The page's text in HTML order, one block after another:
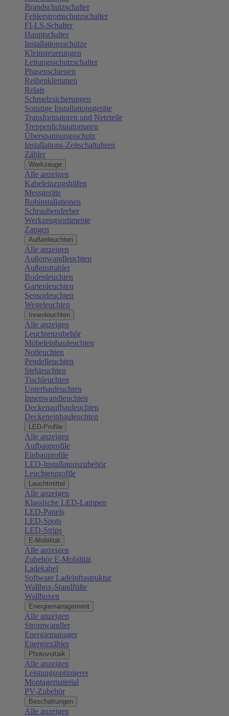
Brandschutzschalter
Fehlerstromschutzschalter
FI-LS-Schalter
Hauptschalter
Installationsschütze
Kleinsteuerungen
Leitungsschutzschalter
Phasenschienen
Reihenklemmen
Relais
Schmelzsicherungen
Sonstige Installationsgeräte
Transformatoren und Netzteile
Treppenlichtautomaten
Überspannungsschutz
Installations-Zeitschaltuhren
Zähler
Werkzeuge
Alle anzeigen
Kabeleinzugshilfen
Messgeräte
Rohinstallationen
Schraubendreher
Werkzeugsortimente
Zangen
Außenleuchten
Alle anzeigen
Außenwandleuchten
Außenstrahler
Bodenleuchten
Gartenleuchten
Sensorleuchten
Wegeleuchten
Innenleuchten
Alle anzeigen
Leuchtenzubehör
Möbeleinbauleuchten
Notleuchten
Pendelleuchten
Stehleuchten
Tischleuchten
Unterbauleuchten
Innenwandleuchten
Deckenaufbauleuchten
Deckeneinbauleuchten
LED-Profile
Alle anzeigen
Aufbauprofile
Einbauprofile
LED-Installatonszubehör
Leuchtenprofile
Leuchtmittel
Alle anzeigen
Klassische LED-Lampen
LED-Panels
LED-Spots
LED-Strips
E-Mobilität
Alle anzeigen
Zubehör E-Mobilität
Ladekabel
Software Ladeinfrastruktur
Wallbox-Standfüße
Wallboxen
Energiemanagement
Alle anzeigen
Stromwandler
Energiemanager
Energiezähler
Photovoltaik
Alle anzeigen
Leistungsoptimierer
Montagematerial
PV-Zubehör
Beschattungen
Alle anzeigen